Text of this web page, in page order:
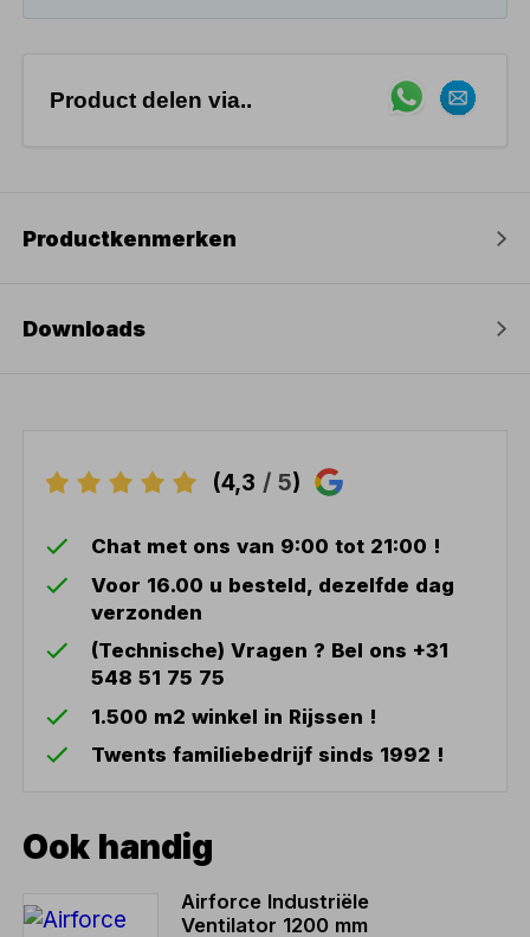
Product delen via..
Productkenmerken
Downloads
(4,3 / 5)
Chat met ons van 9:00 tot 21:00 !
Voor 16.00 u besteld, dezelfde dag
verzonden
(Technische) Vragen ? Bel ons +31
548 51 75 75
1.500 m2 winkel in Rijssen !
Twents familiebedrijf sinds 1992 !
Ook handig
Airforce Industriële
Ventilator 1200 mm